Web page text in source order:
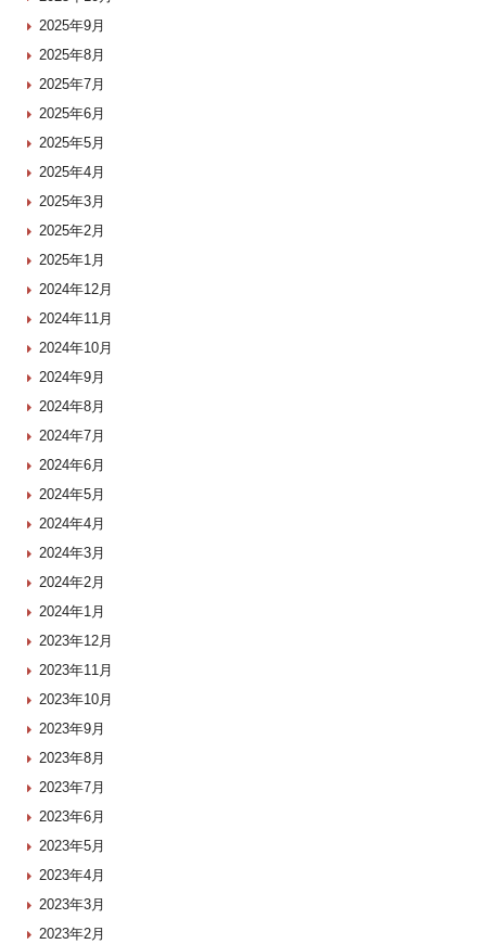
2025年9月
2025年8月
2025年7月
2025年6月
2025年5月
2025年4月
2025年3月
2025年2月
2025年1月
2024年12月
2024年11月
2024年10月
2024年9月
2024年8月
2024年7月
2024年6月
2024年5月
2024年4月
2024年3月
2024年2月
2024年1月
2023年12月
2023年11月
2023年10月
2023年9月
2023年8月
2023年7月
2023年6月
2023年5月
2023年4月
2023年3月
2023年2月